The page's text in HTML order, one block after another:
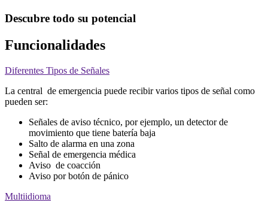
Descubre todo su potencial
Funcionalidades
Diferentes Tipos de Señales
La central de emergencia puede recibir varios tipos de señal como
pueden ser:
Señales de aviso técnico, por ejemplo, un detector de
movimiento que tiene batería baja
Salto de alarma en una zona
Señal de emergencia médica
Aviso de coacción
Aviso por botón de pánico
Multiidioma